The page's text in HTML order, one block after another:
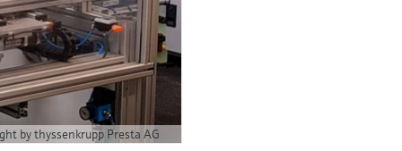
by thyssenkrupp Presta AG